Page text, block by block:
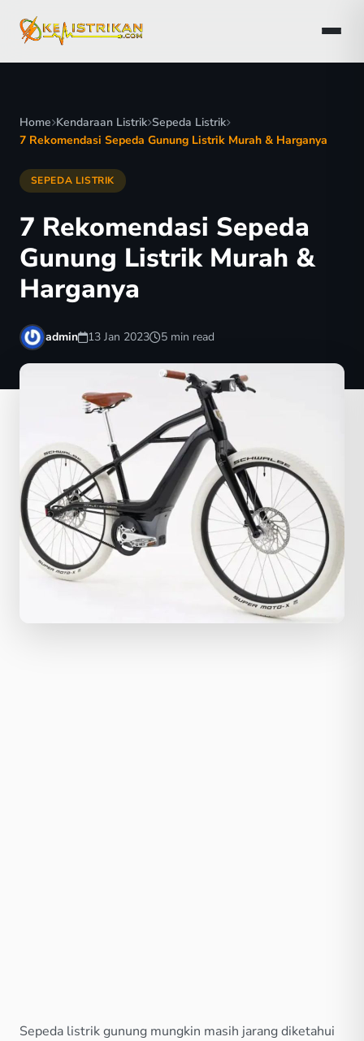
Home Kendaraan Listrik Sepeda Listrik
7 Rekomendasi Sepeda Gunung Listrik Murah & Harganya
SEPEDA LISTRIK
7 Rekomendasi Sepeda
Gunung Listrik Murah &
Harganya
admin 13 Jan 2023 5 min read
Sepeda listrik gunung mungkin masih jarang diketahui